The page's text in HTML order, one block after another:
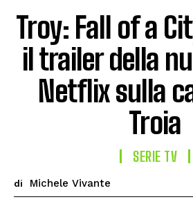
Troy: Fall of a
il trailer della
Netflix sulla
Troia
SERIE TV
di Michele Vivante